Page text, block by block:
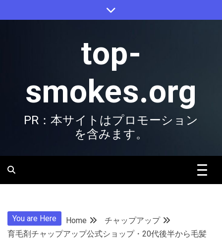
to
top-
smokes.org
PR：本サイトはプロモーション
を含みます。
You are Here Home
チャップアップ
育毛剤チャップアップ公式ショップ・20代後半から毛髪